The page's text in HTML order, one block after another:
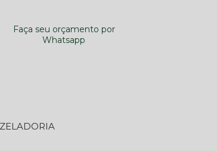
Faça seu orçamento por
Whatsapp
ZELADORIA